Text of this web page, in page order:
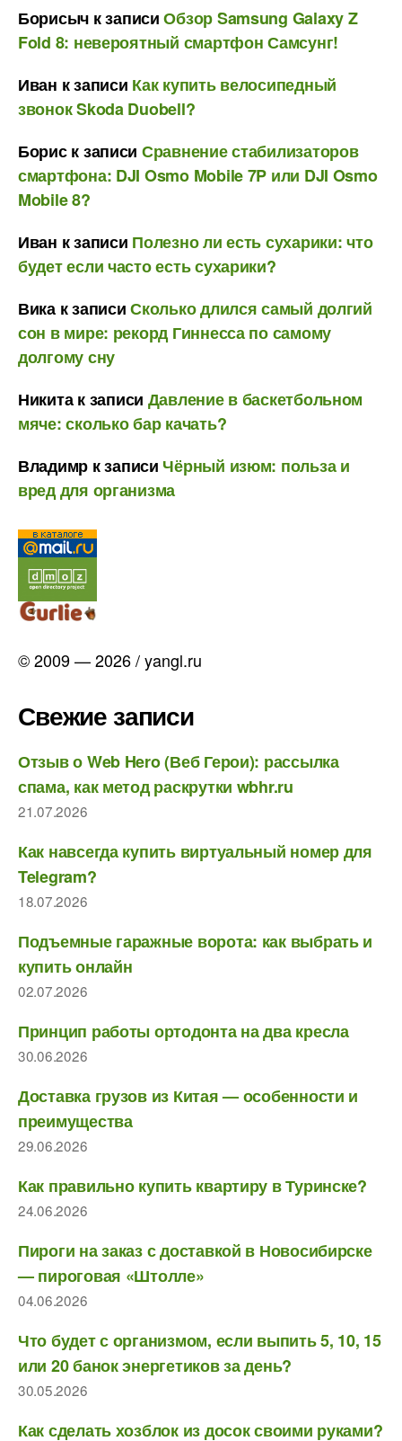
Борисыч к записиОбзор Samsung Galaxy Z
Fold 8: невероятный смартфон Самсунг!
Иван к записи Как купить велосипедный
звонок Skoda Duobell?
Бориск записи Сравнение стабилизаторов
смартфона: DJI Osmo Mobile 7P или DJI Osmo
Mobile 8?
Иван к записи Полезно ли есть сухарики: что
будет если часто есть сухарики?
Викак записиСколько длился самый долгий
сон в мире: рекорд Гиннесса по самому
долгому сну
Никитак записи Давление в баскетбольном
мяче: сколько бар качать?
Владимр к записи Чёрный изюм: польза и
вред для организма
© 2009 — 2026 / yangl.ru
Свежие записи
Отзыв о Web Hero (Веб Герои): рассылка
спама, как метод раскрутки wbhr.ru
21.07.2026
Как навсегда купить виртуальный номер для
Telegram?
18.07.2026
Подъемные гаражные ворота: как выбрать и
купить онлайн
02.07.2026
Принцип работы ортодонта на два кресла
30.06.2026
Доставка грузов из Китая — особенности и
преимущества
29.06.2026
Как правильно купить квартиру в Туринске?
24.06.2026
Пироги на заказ с доставкой в Новосибирске
— пироговая «Штолле»
04.06.2026
Что будет с организмом, если выпить 5, 10, 15
или 20 банок энергетиков за день?
30.05.2026
Как сделать хозблок из досок своими руками?